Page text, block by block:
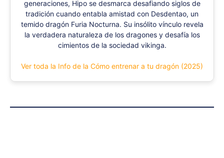
generaciones, Hipo se desmarca desafiando siglos de
tradición cuando entabla amistad con Desdentao, un
temido dragón Furia Nocturna. Su insólito vínculo revela
la verdadera naturaleza de los dragones y desafía los
cimientos de la sociedad vikinga.
Ver toda la Info de la Cómo entrenar a tu dragón (2025)